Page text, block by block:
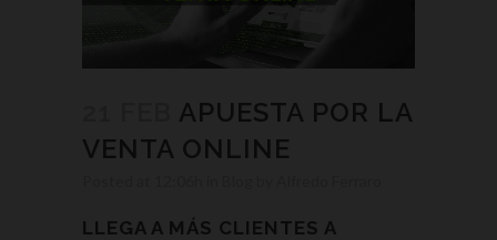
APUESTA POR LA
VENTA ONLINE
LLEGA A MÁS CLIENTES A